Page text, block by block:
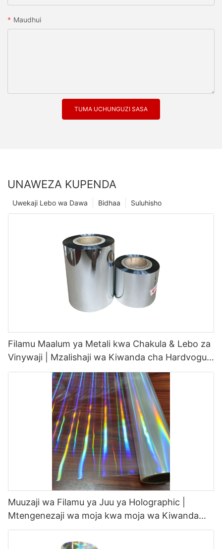
Maudhui
TUMA UCHUNGUZI SASA
UNAWEZA KUPENDA
Suluhisho
Bidhaa
Uwekaji Lebo wa Dawa
Filamu Maalum ya Metali kwa Chakula & Lebo za
Vinywaji | Mzalishaji wa Kiwanda cha Hardvogue
OEM/ODM
Muuzaji wa Filamu ya Juu ya Holographic |
Mtengenezaji wa moja kwa moja wa Kiwanda
cha Hardvogue